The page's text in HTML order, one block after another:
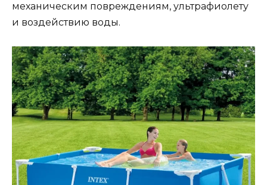
механическим повреждениям, ультрафиолету
и воздействию воды.